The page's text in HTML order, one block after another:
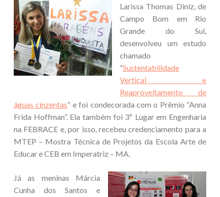
Larissa Thomas Diniz, de
Campo Bom em Rio
Grande do Sul,
desenvolveu um estudo
chamado
“Sustentabilidade
Vertical e
Reaproveitamento de
águas cinzentas” e foi condecorada com o Prêmio “Anna
Frida Hoffman”. Ela também foi 3º Lugar em Engenharia
na FEBRACE e, por isso, recebeu credenciamento para a
MTEP – Mostra Técnica de Projetos da Escola Arte de
Educar e CEB em Imperatriz – MA.
Já as meninas Márcia
Cunha dos Santos e